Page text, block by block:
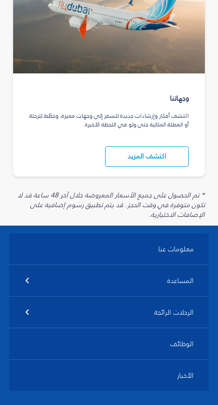
وجهاتنا
اكتشف أفكار وإرشادات جديدة للسفر إلى وجهات مميزة، وخطّط للرحلة
أو العطلة المثالية حتى ولو في اللحظة الأخيرة.
اكتشف المزيد
* تم الحصول على جميع الأسعار المعروضة خلال آخر 48 ساعة قد لا
تكون متوفرة في وقت الحجز. قد يتم تطبيق رسوم إضافية على
الإضافات الاختيارية.
معلومات عنا
المساعدة
الرحلات الرائجة
الوظائف
الأخبار